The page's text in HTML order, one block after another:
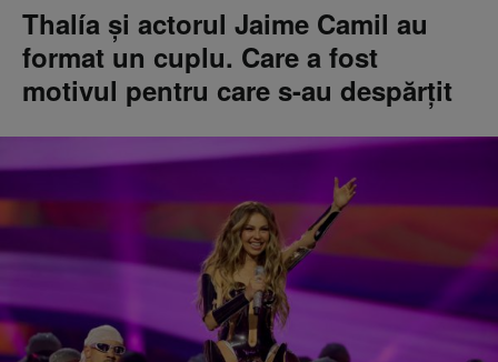
Thalía și actorul Jaime Camil au
format un cuplu. Care a fost
motivul pentru care s-au despărțit